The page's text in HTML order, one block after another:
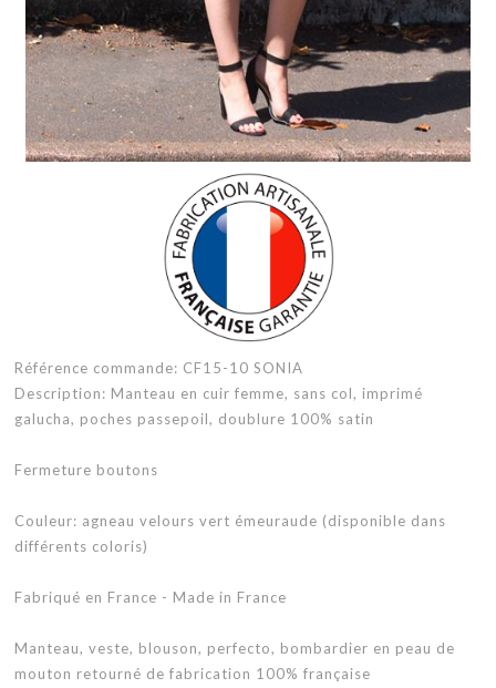
Référence commande: CF15-10 SONIA
Description: Manteau en cuir femme, sans col, imprimé
galucha, poches passepoil, doublure 100% satin
Fermeture boutons
Couleur: agneau velours vert émeuraude (disponible dans
différents coloris)
Fabriqué en France - Made in France
Manteau, veste, blouson, perfecto, bombardier en peau de
mouton retourné de fabrication 100% française